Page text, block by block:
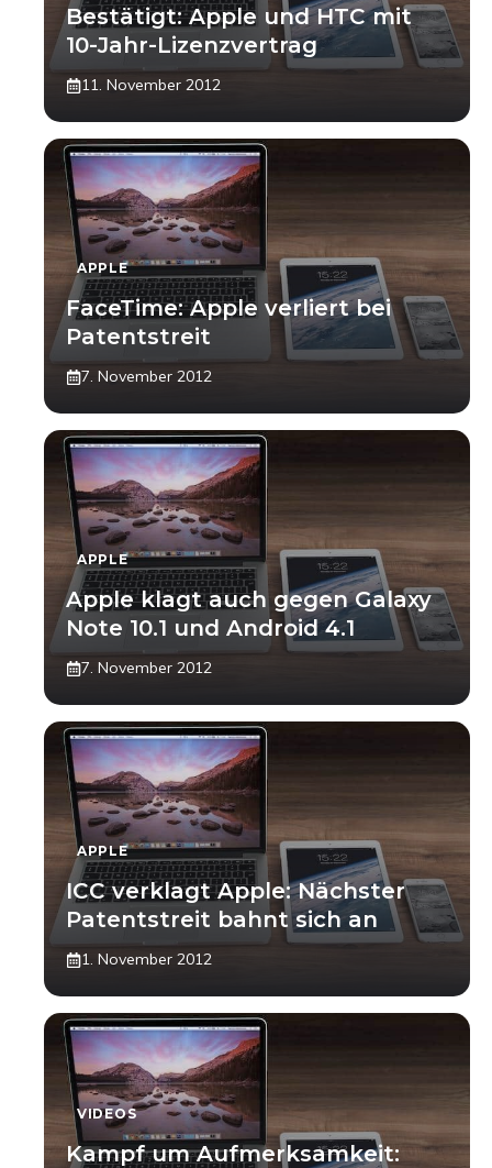
Bestätigt: Apple und HTC mit
10-Jahr-Lizenzvertrag
11. November 2012
APPLE
FaceTime: Apple verliert bei
Patentstreit
7. November 2012
APPLE
Apple klagt auch gegen Galaxy
Note 10.1 und Android 4.1
7. November 2012
APPLE
ICC verklagt Apple: Nächster
Patentstreit bahnt sich an
1. November 2012
VIDEOS
Kampf um Aufmerksamkeit: